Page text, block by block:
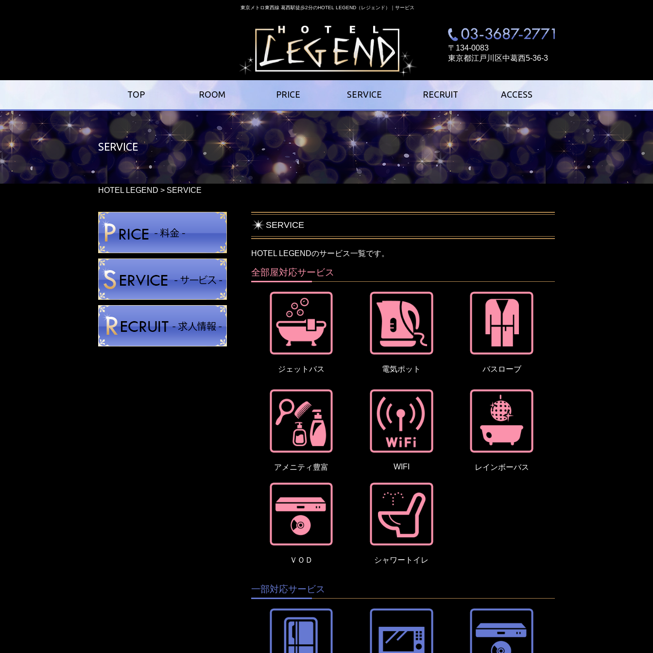
東京メトロ東西線 葛西駅徒歩2分のHOTEL LEGEND（レジェンド）｜サービス
〒134-0083
東京都江戸川区中葛西5-36-3
TOP ROOM PRICE SERVICE RECRUIT ACCESS
SERVICE
HOTEL LEGEND > SERVICE
SERVICE
HOTEL LEGENDのサービス一覧です。
全部屋対応サービス
ジェットバス 電気ポット バスローブ
アメニティ豊富 WIFI レインボーバス
ＶＯＤ シャワートイレ
一部対応サービス